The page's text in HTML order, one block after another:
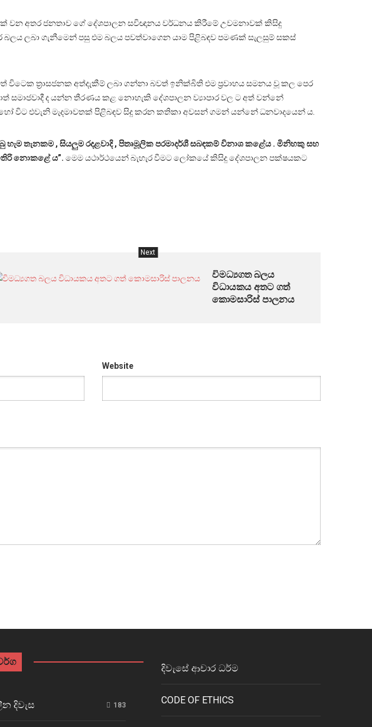
වන අතර ජනතාව ගේ දේශපාලන සවිඥානය වර්ධනය කිරීමේ උවමනාවක් කිසිදු
ලබා ගැනීමෙන් පසු එම බලය පවත්වාගෙන යාම පිළිබඳව පමණක් සැලසුම් සකස්
විටෙක ත්‍රාසජනක අත්දැකීම් ලබා ගන්නා බවත් ඉනික්බිති එම ප්‍රවාහය සමනය වූ කල පෙර
සමාජවාදී ද යන්න තීරණය කළ නොහැකි දේශපාලන ව්‍යාපාර වල ට අත් වන්නේ
විට එවැනි මැදමාවතක් පිළිබඳව සිදු කරන කතිකා අවසන් ගමන් යන්නේ ධනවාදයෙන් ය.
හැම තැනකම , සියලුම රදළවාදි , පිතෘමූලික පරමාදර්ශී සබඳකම් විනාශ කළේය . මිනිහකු සහ
නොකළේ ය”. මෙම යථාර්ථයෙන් බැහැර වීමට ලෝකයේ කිසිදු දේශපාලන පක්ෂයකට
Next
විමධ්‍යගත බලය
විධායකය අතට ගත්
කොමසාරිස් පාලනය
Website
දිවැස 183
දිවැසේ ආචාර ධර්ම
CODE OF ETHICS